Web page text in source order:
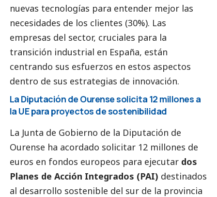
nuevas tecnologías para entender mejor las
necesidades de los clientes (30%). Las
empresas del sector, cruciales para la
transición industrial en España, están
centrando sus esfuerzos en estos aspectos
dentro de sus estrategias de innovación.
La Diputación de Ourense solicita 12 millones a
la UE para proyectos de sostenibilidad
La Junta de Gobierno de la Diputación de
Ourense ha acordado solicitar 12 millones de
euros en fondos europeos para ejecutar dos
Planes de Acción Integrados (PAI) destinados
al desarrollo sostenible del sur de la provincia